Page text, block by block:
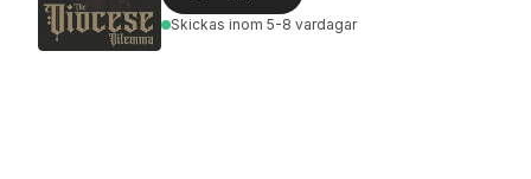
Skickas inom 5-8 vardagar